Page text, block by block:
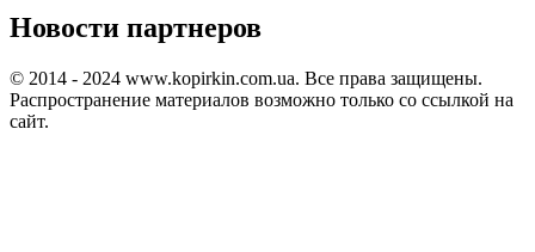
Новости партнеров
© 2014 - 2024 www.kopirkin.com.ua. Все права защищены.
Распространение материалов возможно только со ссылкой на
сайт.